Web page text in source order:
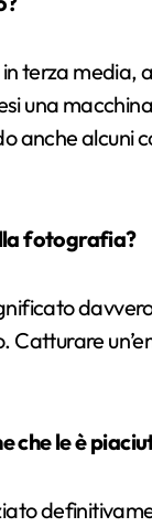
terza
una
anche alcuni
fotografia?
che le è